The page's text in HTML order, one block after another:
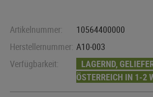
Artikelnummer:
10564400000
Herstellernummer: A10-003
Verfügbarkeit:
LAGERND,
ÖSTERREICH IN 1-2